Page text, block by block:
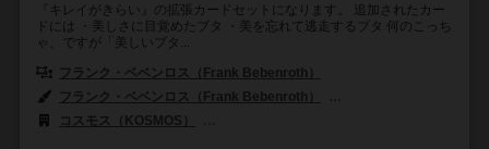
『キレイがきらい』の拡張カードセットになります。 追加されたカー
ドには ・美しさに目覚めたブタ ・美を忘れて逃走するブタ 何のこっち
ゃ、ですが「美しいブタ...
フランク・ベベンロス（Frank Bebenroth）
フランク・ベベンロス（Frank Bebenroth）
コスモス（KOSMOS）